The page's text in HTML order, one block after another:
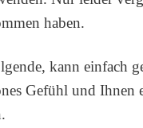
haben.
kann einfach
Gefühl und Ihnen